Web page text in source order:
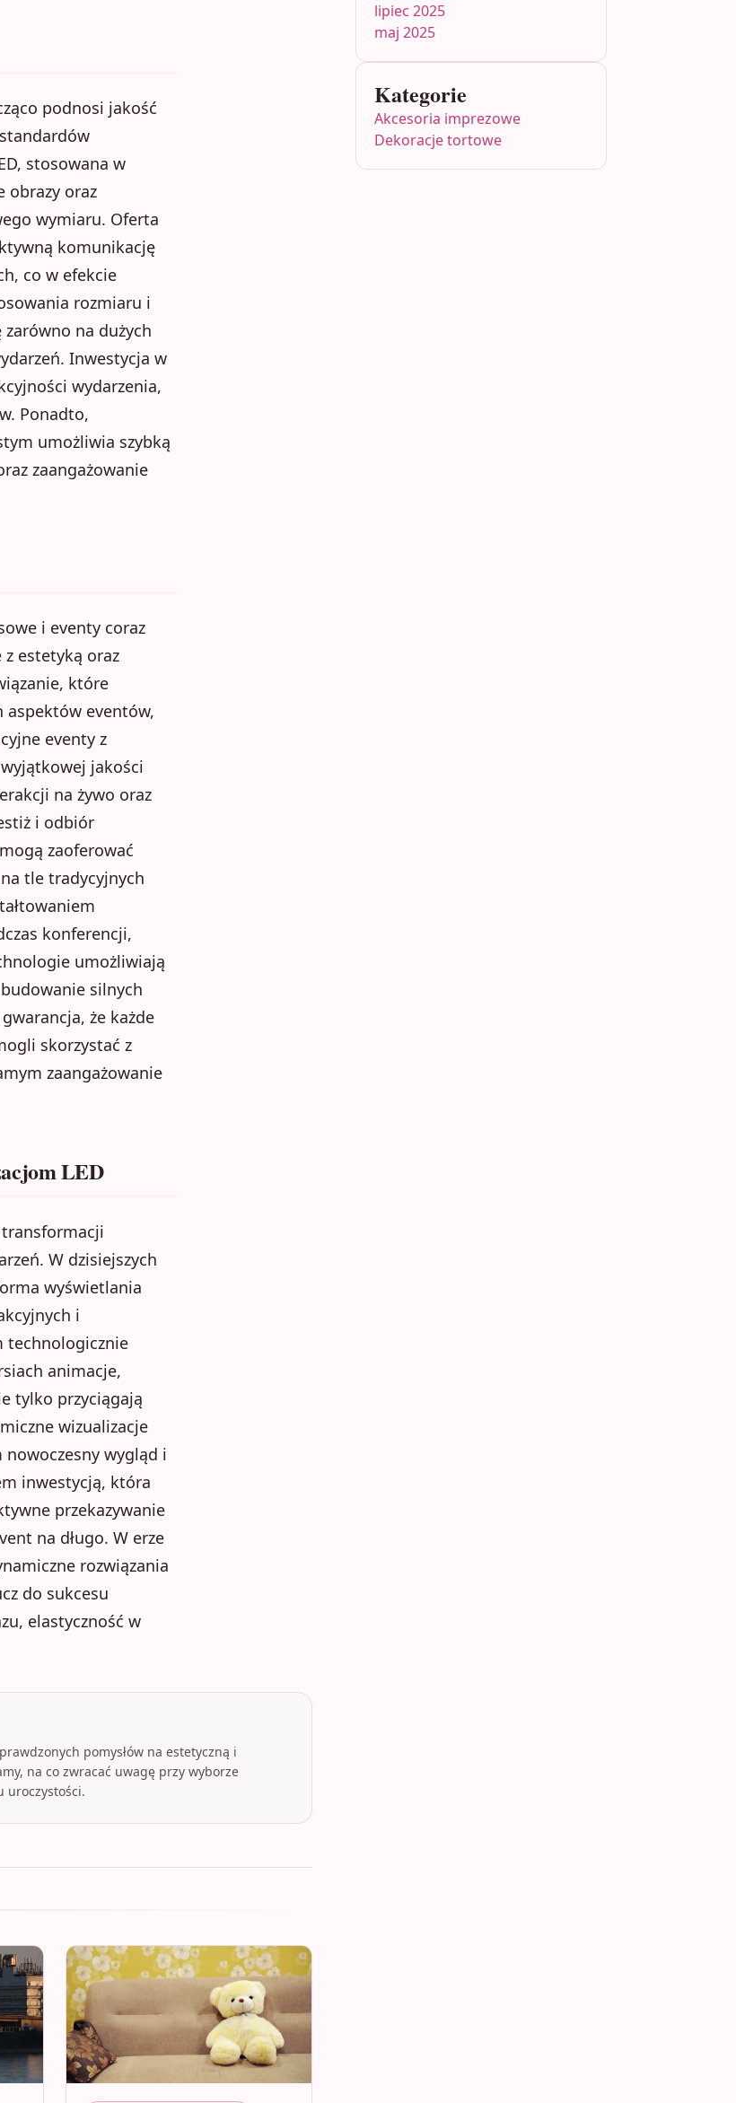
podnosi jakość
stosowana w
obrazy oraz
wymiaru. Oferta
komunikację
co w efekcie
rozmiaru i
na dużych
Inwestycja w
wydarzenia,
Ponadto,
umożliwia szybką
zaangażowanie
i eventy coraz
estetyką oraz
które
eventów,
eventy z
jakości
na żywo oraz
i odbiór
zaoferować
tle tradycyjnych
konferencji,
umożliwiają
silnych
że każde
skorzystać z
zaangażowanie
LED
transformacji
W dzisiejszych
wyświetlania
i
technologicznie
animacje,
tylko przyciągają
wizualizacje
wygląd i
inwestycją, która
przekazywanie
na długo. W erze
rozwiązania
do sukcesu
elastyczność w
pomysłów na estetyczną i
na co zwracać uwagę przy wyborze
uroczystości.
lipiec 2025
maj 2025
Kategorie
Akcesoria imprezowe
Dekoracje tortowe